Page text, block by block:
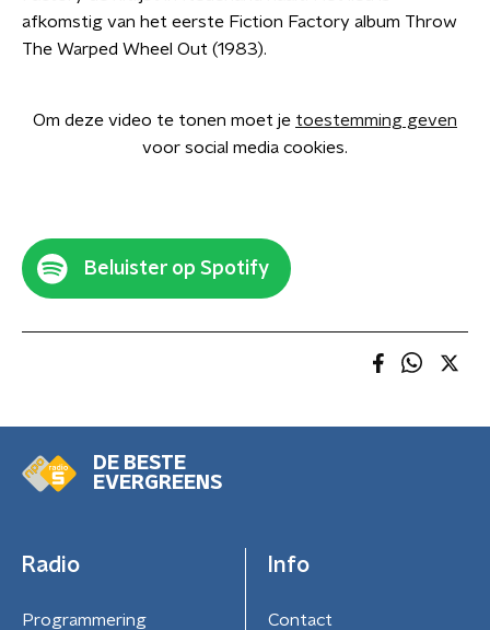
afkomstig van het eerste Fiction Factory album Throw
The Warped Wheel Out (1983).
Om deze video te tonen moet je toestemming geven
voor social media cookies.
Beluister op Spotify
DE BESTE
EVERGREENS
Radio
Programmering
Info
Contact